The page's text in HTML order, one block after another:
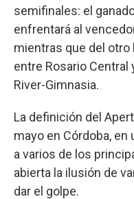
semifinales: el
enfrentará al
mientras que del otro
entre Rosario Central
River-Gimnasia.
La definición del
mayo en Córdoba,
a varios de los
abierta la ilusión de
dar el golpe.